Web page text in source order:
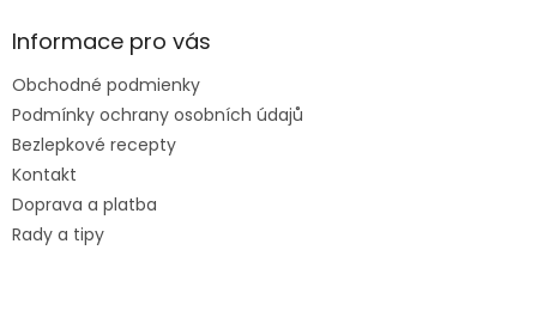
ä
e
Informace pro vás
Obchodné podmienky
Podmínky ochrany osobních údajů
Bezlepkové recepty
Kontakt
Doprava a platba
Rady a tipy